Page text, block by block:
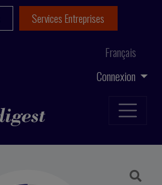
Connexion
Français
Services Entreprises